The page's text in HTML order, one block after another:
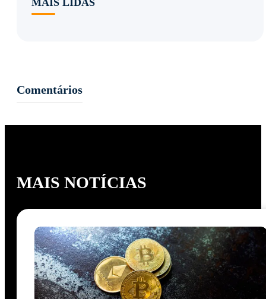
Comentários
MAIS NOTÍCIAS